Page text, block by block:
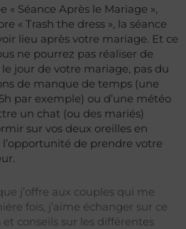
Séance Après le Mariage »,
« Trash the dress », la séance
lieu après votre mariage. Et ce
ne pourrez pas réaliser de
jour de votre mariage, pas du
de manque de temps (une
par exemple) ou d’une météo
un chat (ou des mariés)
sur vos deux oreilles en
de prendre votre
j’offre aux couples qui me
fois, j’aime échanger sur ce
conseils sur les différentes